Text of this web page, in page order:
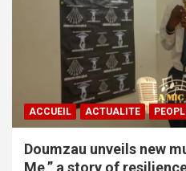
ACCUEIL ACTUALITE
Doumzau unveils new
Me,” a story of